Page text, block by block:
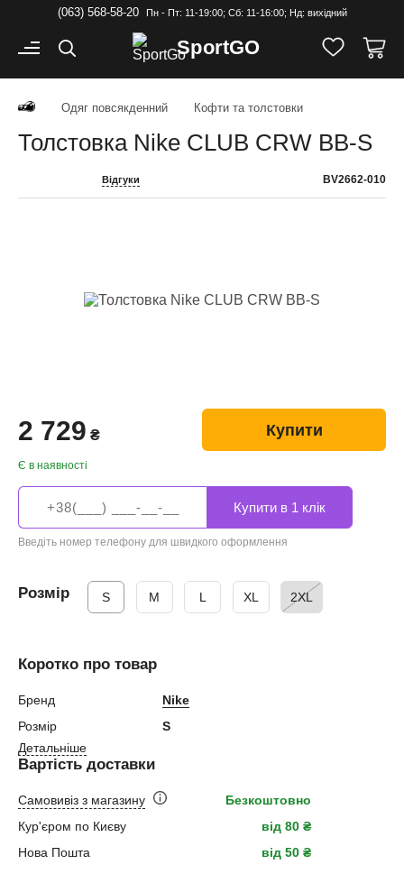
(063) 568-58-20 Пн - Пт: 11-19:00; Cб: 11-16:00; Нд: вихідний
SportGO
Одяг повсякденний Кофти та толстовки
Толстовка Nike CLUB CRW BB-S
Відгуки BV2662-010
2 729 ₴
Є в наявності
Купити
Введіть номер телефону для швидкого оформлення
Розмір S M L XL 2XL
Коротко про товар
Бренд
Nike
Розмір
S
Детальніше
Вартість доставки
Самовивіз з магазину
Безкоштовно
Кур'єром по Києву
від 80 ₴
Нова Пошта
від 50 ₴